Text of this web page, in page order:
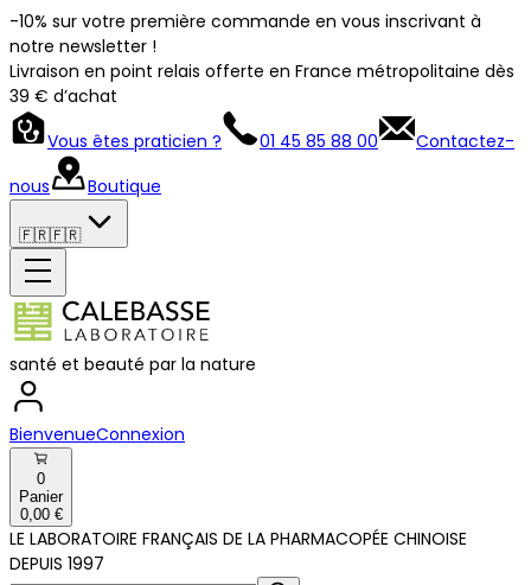
-10% sur votre première commande en vous inscrivant à
notre newsletter !
Livraison en point relais offerte en France métropolitaine dès
39 € d’achat
Vous êtes praticien ?
01 45 85 88 00
Contactez-
nous
Boutique
🇫🇷🇫🇷
santé et beauté par la nature
BienvenueConnexion
0
Panier
0,00 €
LE LABORATOIRE FRANÇAIS DE LA PHARMACOPÉE CHINOISE
DEPUIS 1997